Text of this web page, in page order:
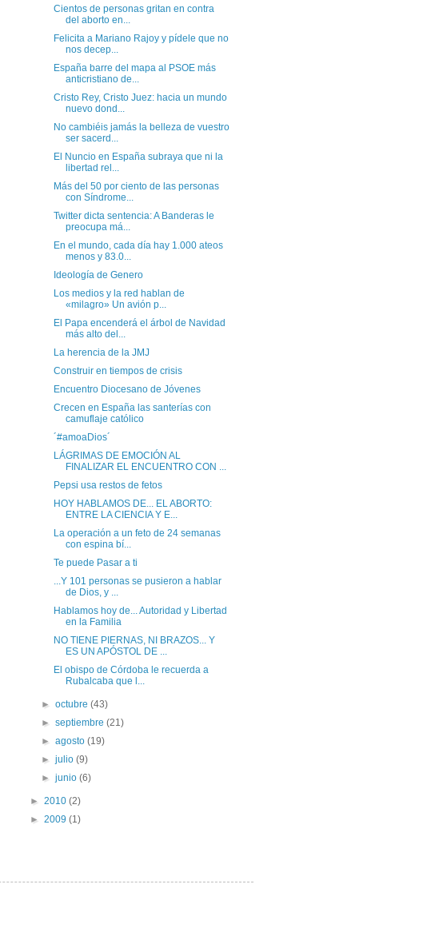
Cientos de personas gritan en contra
del aborto en...
Felicita a Mariano Rajoy y pídele que no
nos decep...
España barre del mapa al PSOE más
anticristiano de...
Cristo Rey, Cristo Juez: hacia un mundo
nuevo dond...
No cambiéis jamás la belleza de vuestro
ser sacerd...
El Nuncio en España subraya que ni la
libertad rel...
Más del 50 por ciento de las personas
con Síndrome...
Twitter dicta sentencia: A Banderas le
preocupa má...
En el mundo, cada día hay 1.000 ateos
menos y 83.0...
Ideología de Genero
Los medios y la red hablan de
«milagro» Un avión p...
El Papa encenderá el árbol de Navidad
más alto del...
La herencia de la JMJ
Construir en tiempos de crisis
Encuentro Diocesano de Jóvenes
Crecen en España las santerías con
camuflaje católico
´#amoaDios´
LÁGRIMAS DE EMOCIÓN AL
FINALIZAR EL ENCUENTRO CON ...
Pepsi usa restos de fetos
HOY HABLAMOS DE... EL ABORTO:
ENTRE LA CIENCIA Y E...
La operación a un feto de 24 semanas
con espina bí...
Te puede Pasar a ti
...Y 101 personas se pusieron a hablar
de Dios, y ...
Hablamos hoy de... Autoridad y Libertad
en la Familia
NO TIENE PIERNAS, NI BRAZOS... Y
ES UN APÓSTOL DE ...
El obispo de Córdoba le recuerda a
Rubalcaba que l...
►octubre(43)
►septiembre(21)
►agosto(19)
►julio(9)
►junio(6)
► 2010 (2)
► 2009 (1)